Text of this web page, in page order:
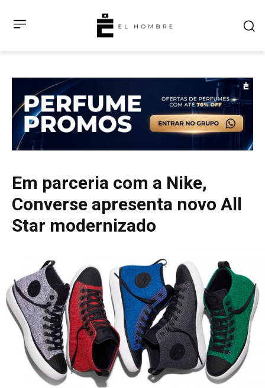
Em parceria com a Nike,
Converse apresenta novo All
Star modernizado